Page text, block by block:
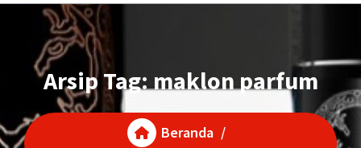
Arsip Tag: maklon parfum
Beranda /